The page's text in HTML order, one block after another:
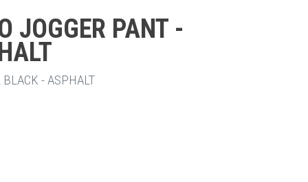
JOGGER PANT -
- ASPHALT